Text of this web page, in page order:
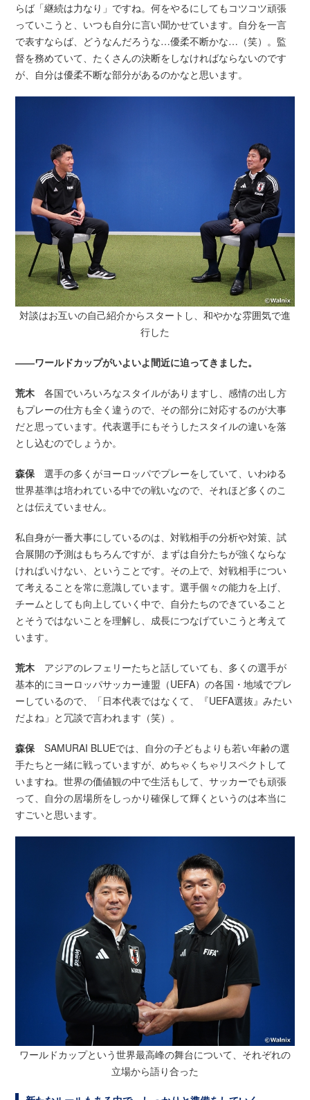
らば「継続は力なり」ですね。何をやるにしてもコツコツ頑張
っていこうと、いつも自分に言い聞かせています。自分を一言
で表すならば、どうなんだろうな…優柔不断かな…（笑）。監
督を務めていて、たくさんの決断をしなければならないのです
が、自分は優柔不断な部分があるのかなと思います。
対談はお互いの自己紹介からスタートし、和やかな雰囲気で進
行した
――ワールドカップがいよいよ間近に迫ってきました。
荒木 各国でいろいろなスタイルがありますし、感情の出し方
もプレーの仕方も全く違うので、その部分に対応するのが大事
だと思っています。代表選手にもそうしたスタイルの違いを落
とし込むのでしょうか。
森保 選手の多くがヨーロッパでプレーをしていて、いわゆる
世界基準は培われている中での戦いなので、それほど多くのこ
とは伝えていません。
私自身が一番大事にしているのは、対戦相手の分析や対策、試
合展開の予測はもちろんですが、まずは自分たちが強くならな
ければいけない、ということです。その上で、対戦相手につい
て考えることを常に意識しています。選手個々の能力を上げ、
チームとしても向上していく中で、自分たちのできていること
とそうではないことを理解し、成長につなげていこうと考えて
います。
荒木 アジアのレフェリーたちと話していても、多くの選手が
基本的にヨーロッパサッカー連盟（UEFA）の各国・地域でプレ
ーしているので、「日本代表ではなくて、『UEFA選抜』みたい
だよね」と冗談で言われます（笑）。
森保 SAMURAI BLUEでは、自分の子どもよりも若い年齢の選
手たちと一緒に戦っていますが、めちゃくちゃリスペクトして
いますね。世界の価値観の中で生活もして、サッカーでも頑張
って、自分の居場所をしっかり確保して輝くというのは本当に
すごいと思います。
ワールドカップという世界最高峰の舞台について、それぞれの
立場から語り合った